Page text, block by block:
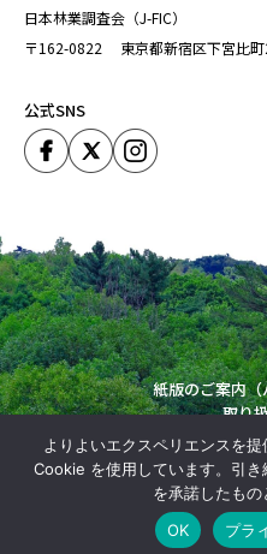
日本林業調査会（J-FIC）
〒162-0822
東京都新宿区下宮比
公式SNS
紙版のご案内
取り
運
Copyright (C) Japan Forestry
よりよいエクスペリエンスを
Cookie を使用しています。引
を承諾したもの
OK
プラ